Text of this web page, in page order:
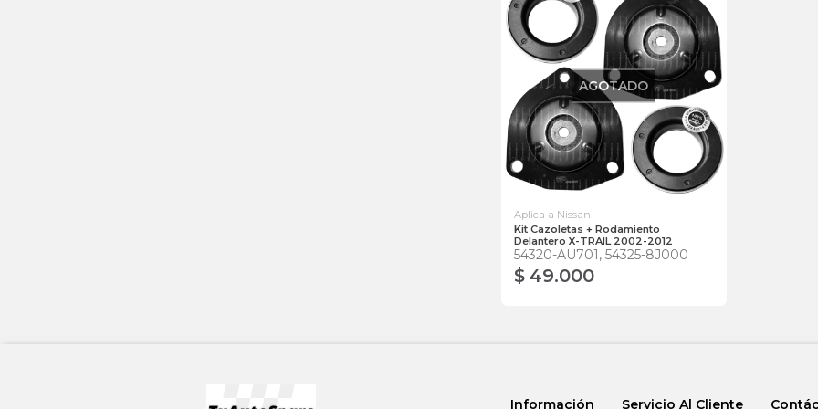
AGOTADO
Aplica a Nissan
Kit Cazoletas + Rodamiento
Delantero X-TRAIL 2002-2012
54320-AU701, 54325-8J000
$ 49.000
Información Servicio Al Cliente